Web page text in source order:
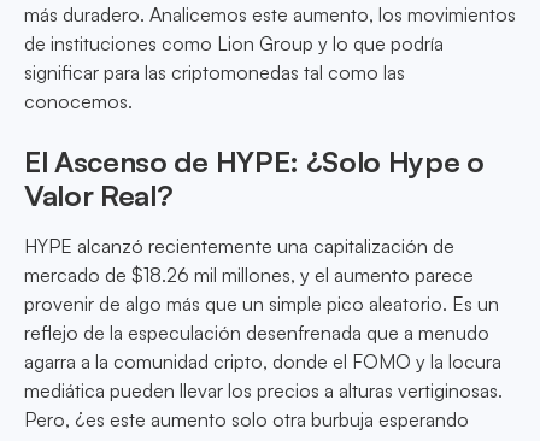
más duradero. Analicemos este aumento, los movimientos
de instituciones como Lion Group y lo que podría
significar para las criptomonedas tal como las
conocemos.
El Ascenso de HYPE: ¿Solo Hype o
Valor Real?
HYPE alcanzó recientemente una capitalización de
mercado de $18.26 mil millones, y el aumento parece
provenir de algo más que un simple pico aleatorio. Es un
reflejo de la especulación desenfrenada que a menudo
agarra a la comunidad cripto, donde el FOMO y la locura
mediática pueden llevar los precios a alturas vertiginosas.
Pero, ¿es este aumento solo otra burbuja esperando